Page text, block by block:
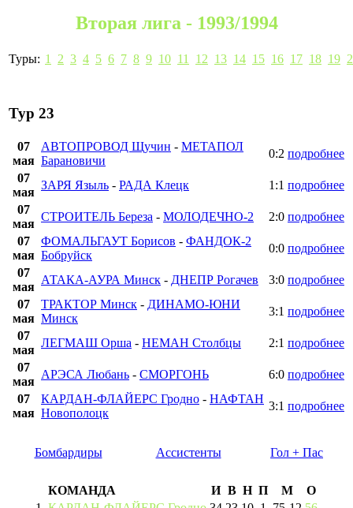
Вторая лига - 1993/1994
Туры: 1 2 3 4 5 6 7 8 9 10 11 12 13 14 15 16 17 18 19
Тур 23
07
мая
АВТОПРОВОД Щучин - МЕТАПОЛ
Барановичи
0:2 подробнее
07
мая
ЗАРЯ Языль - РАДА Клецк 1:1 подробнее
07
мая
СТРОИТЕЛЬ Береза - МОЛОДЕЧНО-2 2:0 подробнее
07
мая
ФОМАЛЬГАУТ Борисов - ФАНДОК-2
Бобруйск
0:0 подробнее
07
мая
АТАКА-АУРА Минск - ДНЕПР Рогачев 3:0 подробнее
07
мая
ТРАКТОР Минск - ДИНАМО-ЮНИ
Минск
3:1 подробнее
07
мая
ЛЕГМАШ Орша - НЕМАН Столбцы 2:1 подробнее
07
мая
АРЭСА Любань - СМОРГОНЬ 6:0 подробнее
07
мая
КАРДАН-ФЛАЙЕРС Гродно - НАФТАН
Новополоцк
3:1 подробнее
Бомбардиры Ассистенты Гол + Пас
КОМАНДА И В Н П М
О